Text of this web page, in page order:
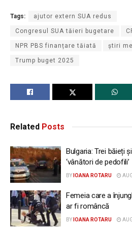
Tags: ajutor extern SUA redus
Congresul SUA tăieri bugetare
NPR PBS finanțare tăiată știri
Trump buget 2025
Related Posts
Bulgaria: Trei băieți
‘vânători de pedofili’
BY IOANA ROTARU
Femeia care a
ar fi româncă
BY IOANA ROTARU